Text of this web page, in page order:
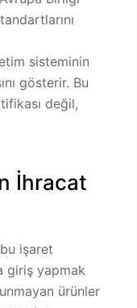
sisteminin
gösterir. Bu
değil,
İhracat
işaret
giriş yapmak
ürünler